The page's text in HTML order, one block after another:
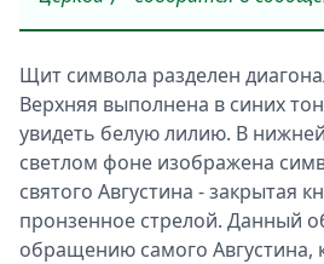
Щит символа разделен
Верхняя выполнена в синих
увидеть белую лилию. В
светлом фоне изображена
святого Августина - закрытая
пронзенное стрелой. Данный
обращению самого Августина,